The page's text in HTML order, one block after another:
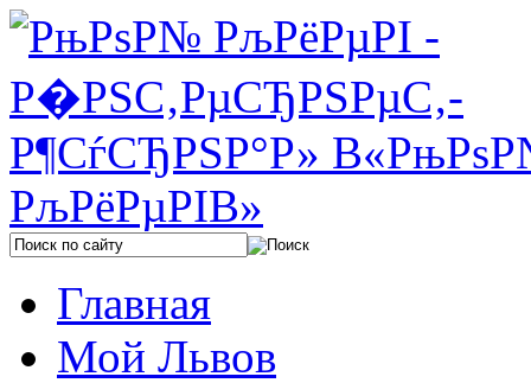
Главная
Мой Львов